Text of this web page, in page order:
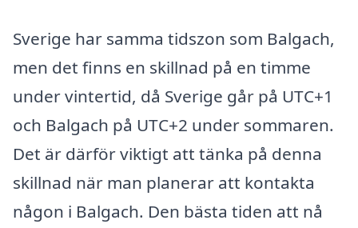
Sverige har samma tidszon som Balgach,
men det finns en skillnad på en timme
under vintertid, då Sverige går på UTC+1
och Balgach på UTC+2 under sommaren.
Det är därför viktigt att tänka på denna
skillnad när man planerar att kontakta
någon i Balgach. Den bästa tiden att nå